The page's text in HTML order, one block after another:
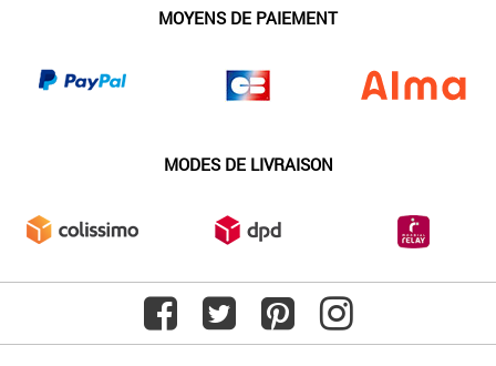
MOYENS DE PAIEMENT
MODES DE LIVRAISON